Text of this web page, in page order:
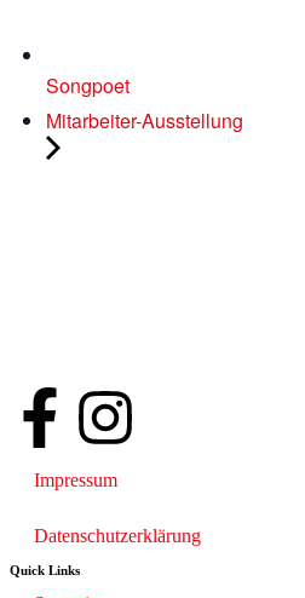
Songpoet
Mitarbeiter-Ausstellung
Impressum
Datenschutzerklärung
Quick Links